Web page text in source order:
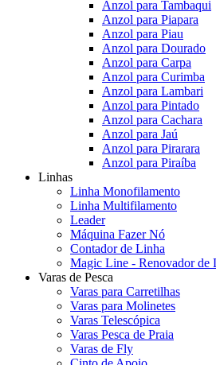
Anzol para Tambaqui
Anzol para Piapara
Anzol para Piau
Anzol para Dourado
Anzol para Carpa
Anzol para Curimba
Anzol para Lambari
Anzol para Pintado
Anzol para Cachara
Anzol para Jaú
Anzol para Pirarara
Anzol para Piraíba
Linhas
Linha Monofilamento
Linha Multifilamento
Leader
Máquina Fazer Nó
Contador de Linha
Magic Line - Renovador de
Varas de Pesca
Varas para Carretilhas
Varas para Molinetes
Varas Telescópica
Varas Pesca de Praia
Varas de Fly